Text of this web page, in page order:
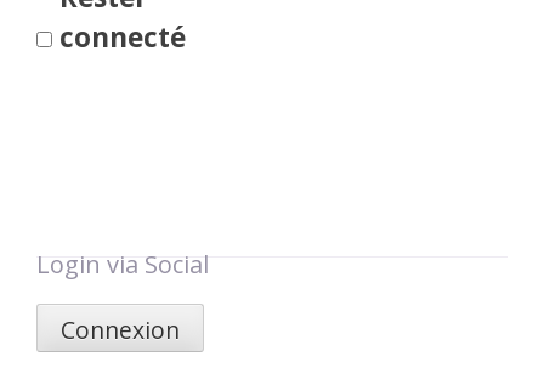
connecté
Login via Social
Connexion